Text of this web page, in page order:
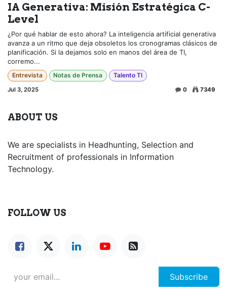
IA Generativa: Misión Estratégica C-
Level
¿Por qué hablar de esto ahora? La inteligencia artificial generativa
avanza a un ritmo que deja obsoletos los cronogramas clásicos de
planificación. Si la dejamos solo en manos del área de TI,
corremo...
Entrevista Notas de Prensa Talento TI
Jul 3, 2025 0 7349
ABOUT US
We are specialists in Headhunting, Selection and
Recruitment of professionals in Information
Technology.
FOLLOW US
Subscribe